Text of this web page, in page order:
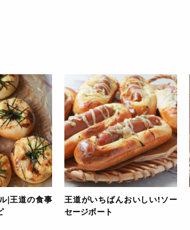
|王道の食事
王道がいちばんおいしい!ソー
セージボート